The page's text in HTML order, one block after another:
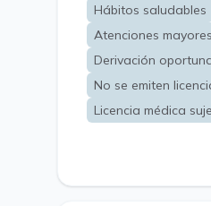
Hábitos saludables
Atenciones
Derivación
No se emiten
Licencia médica